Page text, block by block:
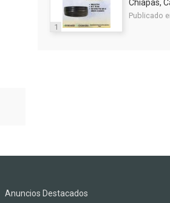
1
Chiapas,
Publicado
Anuncios Destacados